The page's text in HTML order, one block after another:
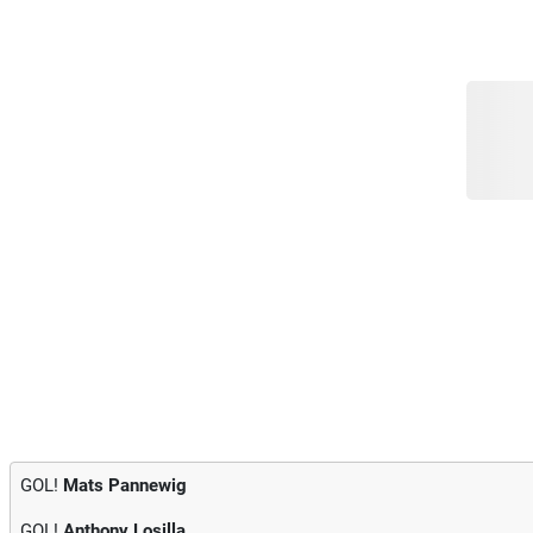
GOL! Mats Pannewig